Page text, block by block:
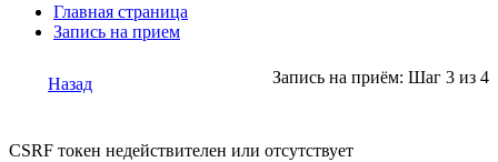
Главная страница
Запись на прием
Назад Запись на приём: Шаг 3 из 4
CSRF токен недействителен или отсутствует